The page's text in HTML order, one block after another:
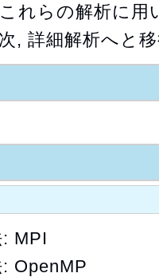
れらの解析に用
, 詳細解析へと
MPI
OpenMP